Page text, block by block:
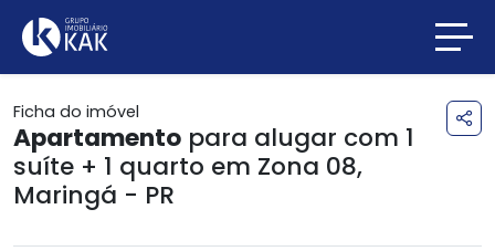
Ficha do imóvel
Apartamento para alugar com 1
suíte + 1 quarto em Zona 08,
Maringá - PR